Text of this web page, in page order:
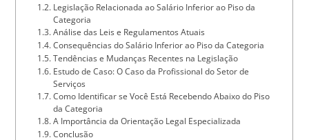
Legislação Relacionada ao Salário Inferior ao Piso da
Categoria
Análise das Leis e Regulamentos Atuais
Consequências do Salário Inferior ao Piso da Categoria
Tendências e Mudanças Recentes na Legislação
Estudo de Caso: O Caso da Profissional do Setor de
Serviços
Como Identificar se Você Está Recebendo Abaixo do Piso
da Categoria
A Importância da Orientação Legal Especializada
Conclusão